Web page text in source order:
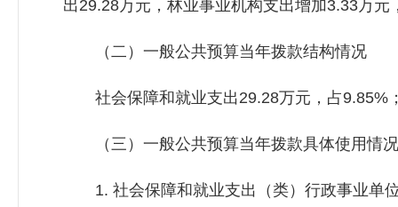
出29.28万元，林业事业机构支出增加3.33万
（二）一般公共预算当年拨款结构情况
社会保障和就业支出29.28万元，占9.85%
（三）一般公共预算当年拨款具体使用情况
1. 社会保障和就业支出（类）行政事业单位